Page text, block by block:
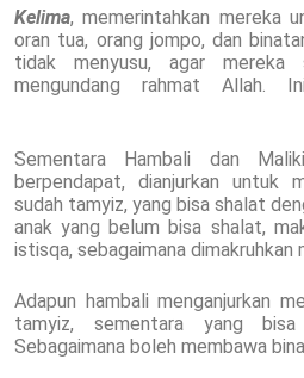
Kelima, memerintahkan mereka
oran tua, orang jompo, dan
tidak menyusu, agar mereka
mengundang rahmat Allah.
Sementara Hambali dan
berpendapat, dianjurkan untuk
sudah tamyiz, yang bisa shalat
anak yang belum bisa shalat,
istisqa, sebagaimana dimakruhkan
Adapun hambali menganjurkan
tamyiz, sementara yang
Sebagaimana boleh membawa